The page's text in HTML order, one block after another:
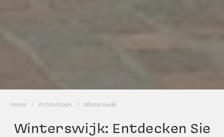
Sie sind hier:
Home Achterhoek Winterswijk
Winterswijk: Entdecken Sie